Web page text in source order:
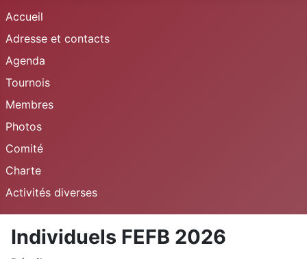
Accueil
Adresse et contacts
Agenda
Tournois
Membres
Photos
Comité
Charte
Activités diverses
Individuels FEFB 2026